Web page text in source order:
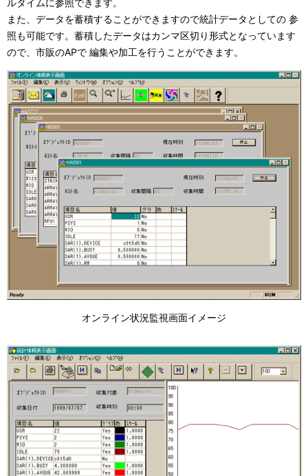
ルタイムに参照できます。
また、データを蓄積することができますので統計データとしての 参
照も可能です。蓄積したデータはカンマ区切り形式となっています
ので、市販のAPで 編集や加工を行うことができます。
オンライン状況監視画面イメージ